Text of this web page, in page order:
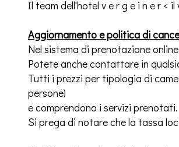
Il team dell'hotel v e r g e i n e r <
Aggiornamento e politica di
Nel sistema di prenotazione
Potete anche contattare in
Tutti i prezzi per tipologia di
persone)
e comprendono i servizi prenotati.
Si prega di notare che la tassa